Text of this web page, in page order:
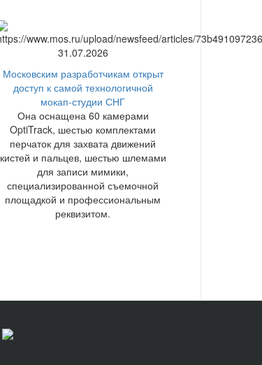
31.07.2026
Московским разработчикам открыт
доступ к самой технологичной
мокап-студии СНГ
Она оснащена 60 камерами
OptiTrack, шестью комплектами
перчаток для захвата движений
кистей и пальцев, шестью шлемами
для записи мимики,
специализированной съемочной
площадкой и профессиональным
реквизитом.